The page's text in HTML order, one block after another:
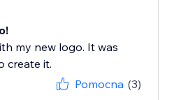
my new logo. It was
create it.
Pomocna (3)